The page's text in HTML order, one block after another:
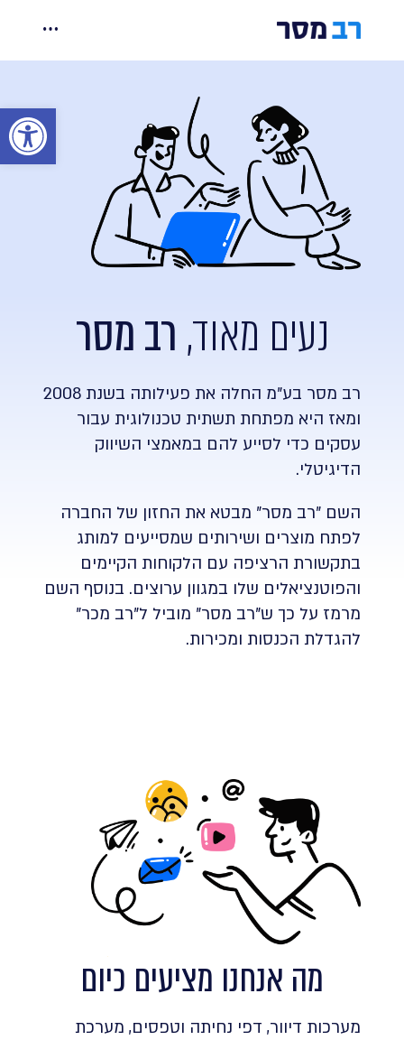
פתח
content
אינטגרציות
קורסים ומידע
צרו קשר
הרשמה
נעים מאוד,רב מסר
רב מסר בע"מ החלה את פעילותה בשנת 2008
ומאז היא מפתחת תשתית טכנולוגית עבור
עסקים כדי לסייע להם במאמצי השיווק
הדיגיטלי.
השם "רב מסר" מבטא את החזון של החברה
לפתח מוצרים ושירותים שמסייעים למותג
בתקשורת הרציפה עם הלקוחות הקיימים
והפוטנציאלים שלו במגוון ערוצים. בנוסף השם
מרמז על כך ש"רב מסר" מוביל ל"רב מכר"
להגדלת הכנסות ומכירות.
מה אנחנו מציעים כיום
מערכות דיוור, דפי נחיתה וטפסים, מערכת